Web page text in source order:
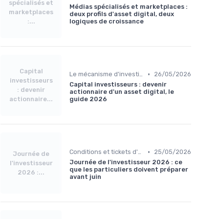
spécialisés et
marketplaces
:...
Médias spécialisés et marketplaces :
deux profils d'asset digital, deux
logiques de croissance
Capital
investisseurs
: devenir
actionnaire...
Le mécanisme d'investissement •
26/05/2026
Capital investisseurs : devenir
actionnaire d'un asset digital, le
guide 2026
Journée de
l'investisseur
2026 :...
Conditions et tickets d'entrée •
25/05/2026
Journée de l'investisseur 2026 : ce
que les particuliers doivent préparer
avant juin